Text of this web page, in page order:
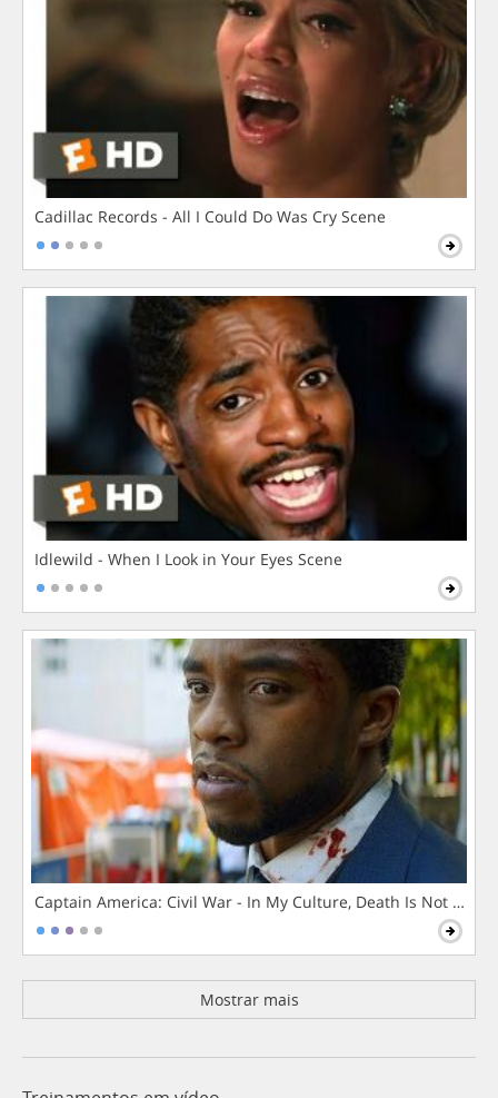
Cadillac Records - All I Could Do Was Cry Scene
Idlewild - When I Look in Your Eyes Scene
Captain America: Civil War - In My Culture, Death Is Not The
Mostrar mais